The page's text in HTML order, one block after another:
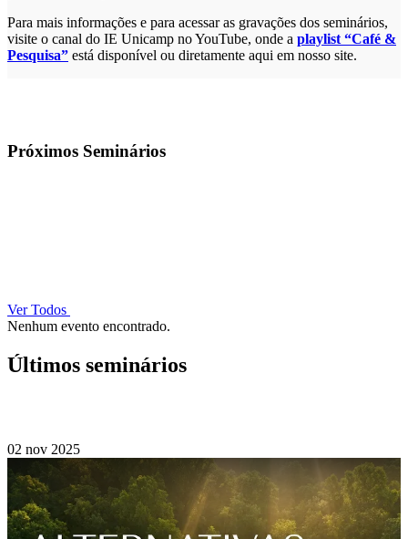
Para mais informações e para acessar as gravações dos seminários,
visite o canal do IE Unicamp no YouTube, onde a playlist “Café &
Pesquisa” está disponível ou diretamente aqui em nosso site.
Próximos Seminários
Ver Todos
Nenhum evento encontrado.
Últimos seminários
02 nov 2025